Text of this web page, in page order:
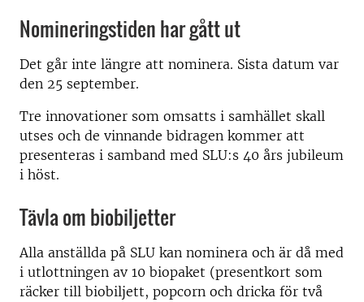
Nomineringstiden har gått ut
Det går inte längre att nominera. Sista datum var
den 25 september.
Tre innovationer som omsatts i samhället skall
utses och de vinnande bidragen kommer att
presenteras i samband med SLU:s 40 års jubileum
i höst.
Tävla om biobiljetter
Alla anställda på SLU kan nominera och är då med
i utlottningen av 10 biopaket (presentkort som
räcker till biobiljett, popcorn och dricka för två